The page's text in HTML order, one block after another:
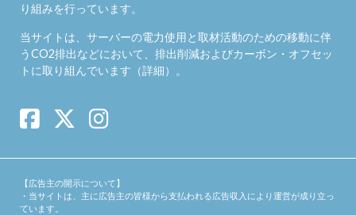
り組みを行っています。
当サイトは、サーバーの電力使用と取材活動のための移動に伴
うCO2排出などにおいて、排出削減およびカーボン・オフセッ
トに取り組んでいます（詳細）。
【広告主の開示について】
・当サイトは、主に広告主の皆様から支払われる広告収入により運営が成り立っ
ています。